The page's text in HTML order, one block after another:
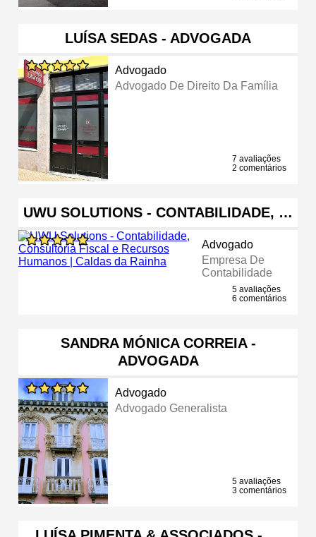
LUÍSA SEDAS - ADVOGADA
Advogado
Advogado De Direito Da Família
7 avaliações
2 comentários
UWU SOLUTIONS - CONTABILIDADE, …
Advogado
Empresa De
Contabilidade
5 avaliações
6 comentários
SANDRA MÓNICA CORREIA -
ADVOGADA
Advogado
Advogado Generalista
5 avaliações
3 comentários